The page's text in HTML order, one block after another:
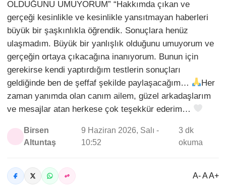
OLDUĞUNU UMUYORUM” “Hakkımda çıkan ve
gerçeği kesinlikle ve kesinlikle yansıtmayan haberleri
büyük bir şaşkınlıkla öğrendik. Sonuçlara henüz
ulaşmadım. Büyük bir yanlışlık olduğunu umuyorum ve
gerçeğin ortaya çıkacağına inanıyorum. Bunun için
gerekirse kendi yaptırdığım testlerin sonuçları
geldiğinde ben de şeffaf şekilde paylaşacağım…
Her
zaman yanımda olan canım ailem, güzel arkadaşlarım
ve mesajlar atan herkese çok teşekkür ederim…
Birsen
Altuntaş
9 Haziran 2026, Salı -
10:52
3 dk
okuma
A- A A+